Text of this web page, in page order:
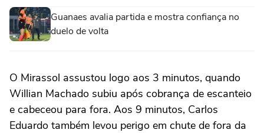
Guanaes avalia partida e mostra confiança no
duelo de volta
O Mirassol assustou logo aos 3 minutos, quando
Willian Machado subiu após cobrança de escanteio
e cabeceou para fora. Aos 9 minutos, Carlos
Eduardo também levou perigo em chute de fora da